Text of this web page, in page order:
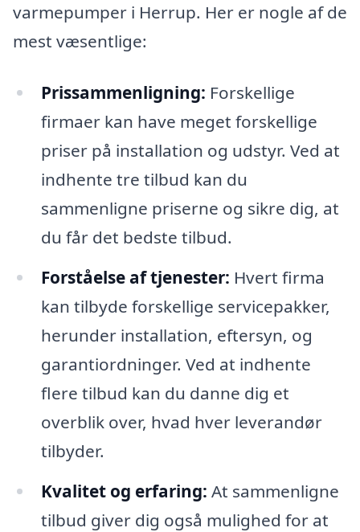
varmepumper i Herrup. Her er nogle af de
mest væsentlige:
Prissammenligning: Forskellige
firmaer kan have meget forskellige
priser på installation og udstyr. Ved at
indhente tre tilbud kan du
sammenligne priserne og sikre dig, at
du får det bedste tilbud.
Forståelse af tjenester: Hvert firma
kan tilbyde forskellige servicepakker,
herunder installation, eftersyn, og
garantiordninger. Ved at indhente
flere tilbud kan du danne dig et
overblik over, hvad hver leverandør
tilbyder.
Kvalitet og erfaring: At sammenligne
tilbud giver dig også mulighed for at